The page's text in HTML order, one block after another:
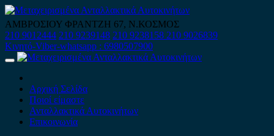
Skip
to
content
ΑΜΒΡΟΣΙΟΥ ΦΡΑΝΤΖΗ 67, Ν.ΚΟΣΜΟΣ
210 9012444 210 9239148 210 9238158 210 9026839
Κινητό-Viber-whatsapp : 6980507900
Primary
Αρχική Σελίδα
Ποιοί είμαστε
Ανταλλακτικά Αυτοκινήτων
Επικοινωνία